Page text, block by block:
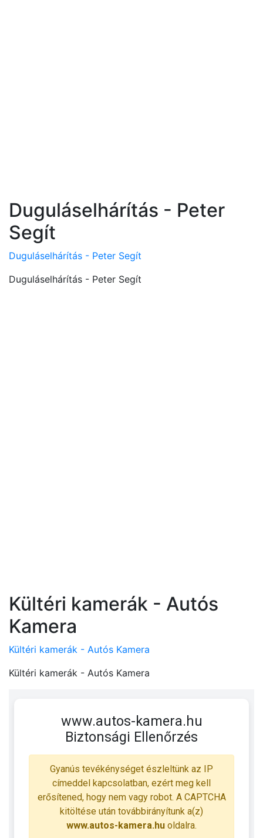
Duguláselhárítás - Peter
Segít
Duguláselhárítás - Peter Segít
Duguláselhárítás - Peter Segít
Kültéri kamerák - Autós
Kamera
Kültéri kamerák - Autós Kamera
Kültéri kamerák - Autós Kamera